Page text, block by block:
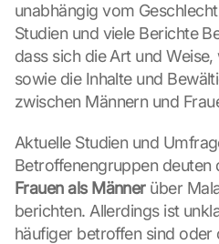
unabhängig vom
Studien und viele Berichte
dass sich die Art und
sowie die Inhalte und
zwischen Männern und
Aktuelle Studien und
Betroffenengruppen deuten
Frauen als Männer über
berichten. Allerdings ist
häufiger betroffen sind oder